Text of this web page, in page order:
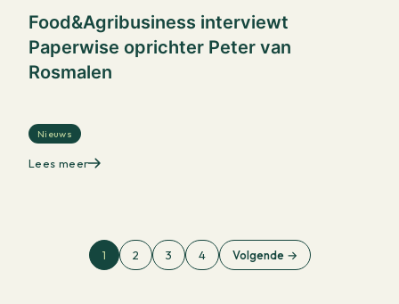
Food&Agribusiness interviewt
Paperwise oprichter Peter van
Rosmalen
Nieuws
Lees meer
1 2 3 4 Volgende →